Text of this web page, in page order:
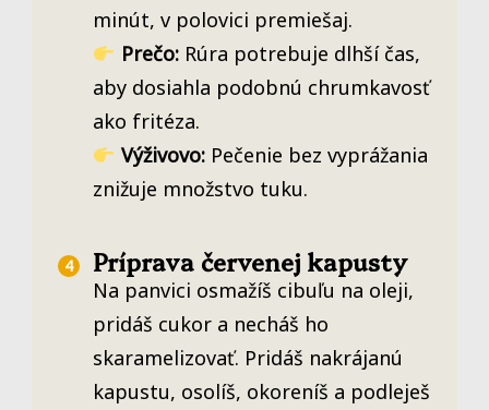
minút, v polovici premiešaj.
Prečo:Rúra potrebuje dlhší čas,
aby dosiahla podobnú chrumkavosť
ako fritéza.
Výživovo:Pečenie bez vyprážania
znižuje množstvo tuku.
Príprava červenej kapusty
Na panvici osmažíš cibuľu na oleji,
pridáš cukor a necháš ho
skaramelizovať. Pridáš nakrájanú
kapustu, osolíš, okoreníš a podleješ